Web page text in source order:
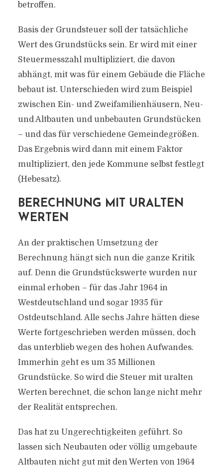
betroffen.
Basis der Grundsteuer soll der tatsächliche
Wert des Grundstücks sein. Er wird mit einer
Steuermesszahl multipliziert, die davon
abhängt, mit was für einem Gebäude die Fläche
bebaut ist. Unterschieden wird zum Beispiel
zwischen Ein- und Zweifamilienhäusern, Neu-
und Altbauten und unbebauten Grundstücken
– und das für verschiedene Gemeindegrößen.
Das Ergebnis wird dann mit einem Faktor
multipliziert, den jede Kommune selbst festlegt
(Hebesatz).
BERECHNUNG MIT URALTEN
WERTEN
An der praktischen Umsetzung der
Berechnung hängt sich nun die ganze Kritik
auf. Denn die Grundstückswerte wurden nur
einmal erhoben – für das Jahr 1964 in
Westdeutschland und sogar 1935 für
Ostdeutschland. Alle sechs Jahre hätten diese
Werte fortgeschrieben werden müssen, doch
das unterblieb wegen des hohen Aufwandes.
Immerhin geht es um 35 Millionen
Grundstücke. So wird die Steuer mit uralten
Werten berechnet, die schon lange nicht mehr
der Realität entsprechen.
Das hat zu Ungerechtigkeiten geführt. So
lassen sich Neubauten oder völlig umgebaute
Altbauten nicht gut mit den Werten von 1964